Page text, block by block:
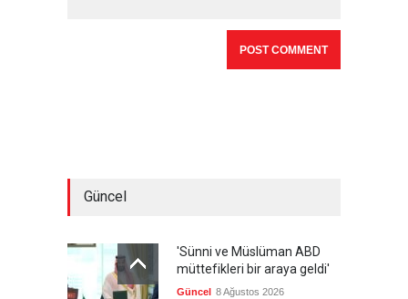
Güncel
'Sünni ve Müslüman ABD
müttefikleri bir araya geldi'
Güncel 8 Ağustos 2026